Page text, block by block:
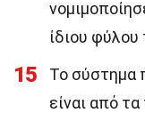
ίδιου φύλου
15
Το σύστημα
είναι από